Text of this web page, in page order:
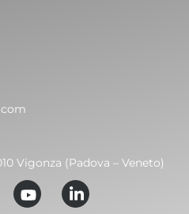
Vigonza (Padova – Veneto)